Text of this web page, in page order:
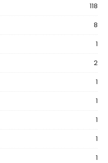
118
8
1
2
1
1
1
1
1